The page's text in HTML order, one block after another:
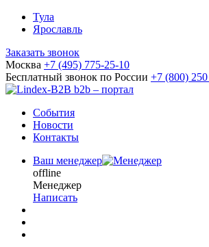
Тула
Ярославль
Заказать звонок
Москва +7 (495) 775-25-10
Бесплатный звонок по России +7 (800)
b2b – портал
События
Новости
Контакты
Ваш менеджер
offline
Менеджер
Написать